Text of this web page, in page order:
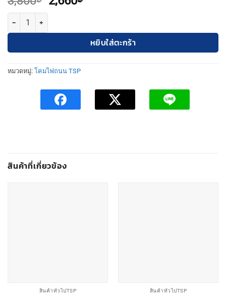
3,800฿.2,660฿.
จำนวน TSP Lighting | โคมไฟถนนโซล่าเซลล์ JD-500 ชิ้น
หยิบใส่ตะกร้า
หมวดหมู่: โคมไฟถนน TSP
สินค้าที่เกี่ยวข้อง
สินค้าทั่วไปTSP สินค้าทั่วไปTSP